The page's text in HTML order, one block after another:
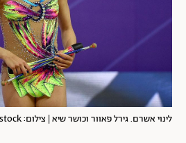
לינוי אשרם. גירל פאוור וכושר שיא | צילום: Shutterstock